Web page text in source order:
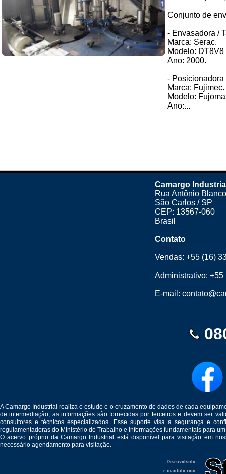
Conjunto de
- Envasadora /
Marca: Serac.
Modelo: DT8V8
Ano: 2000.
- Posicionadora
Marca: Fujimec.
Modelo:
Ano:...
Camargo
Rua Antônio
São Carlos / SP
CEP: 13567-060
Brasil
Contato
Vendas:+55 (16)
Administrativo:+55
E-mail:
A Camargo Industrial realiza o estudo e o cruzamento de dados de cada
de intermediação, as informações são fornecidas por terceiros e devem ser
consultores e técnicos especializados. Esse suporte visa a segurança e
regulamentadoras do Ministério do Trabalho e informações fundamentais para
O acervo próprio da Camargo Industrial está disponível para visitação em
necessário agendamento para visitação.
Desenvolvido
e mantido com